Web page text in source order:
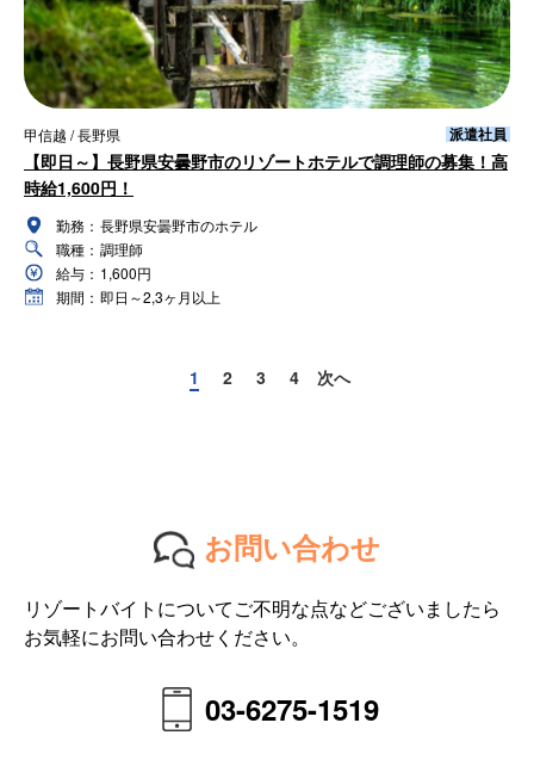
甲信越 / 長野県 派遣社員
【即日～】長野県安曇野市のリゾートホテルで調理師の募集！高
時給1,600円！
勤務： 長野県安曇野市のホテル
職種： 調理師
給与： 1,600円
期間： 即日～2,3ヶ月以上
1 2 3 4 次へ
お問い合わせ
リゾートバイトについてご不明な点などございましたら
お気軽にお問い合わせください。
03-6275-1519